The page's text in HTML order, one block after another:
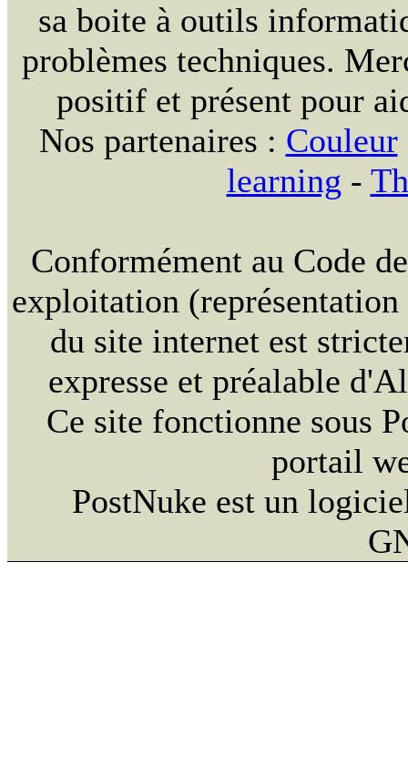
sa boite à outils
problèmes techniques.
positif et présent pour
Nos partenaires : Couleur
learning -
Conformément au Code
exploitation
du site internet est
expresse et préalable
Ce site fonctionne sous
portail
PostNuke est un